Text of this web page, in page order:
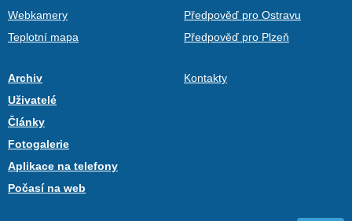
Webkamery
Teplotní mapa
Předpověď pro Ostravu
Předpověď pro Plzeň
Archiv
Uživatelé
Články
Fotogalerie
Aplikace na telefony
Počasí na web
Kontakty